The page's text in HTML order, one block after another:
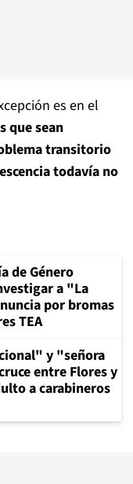
es en el
que sean
transitorio
todavía no
de Género
a "La
por bromas
TEA
y "señora
entre Flores y
a carabineros